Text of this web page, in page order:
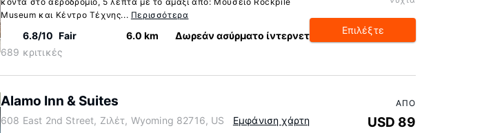
Museum και Κέντρο Τέχνης... Περισσότερα
6.8/10 Fair
689 κριτικές
6.0 km Δωρεάν ασύρματο ίντερνετ Επιλέξτε
Alamo Inn & Suites
608 East 2nd Street, Ζιλέτ, Wyoming 82716, US Εμφάνιση χάρτη
ΑΠΌ
USD 89